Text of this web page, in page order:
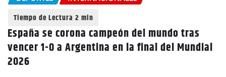
España se corona campeón del mundo tras
vencer 1-0 a Argentina en la final del Mundial
2026